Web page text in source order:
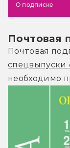
О подписке
Почтовая
Почтовая
спецвыпуски
необходимо